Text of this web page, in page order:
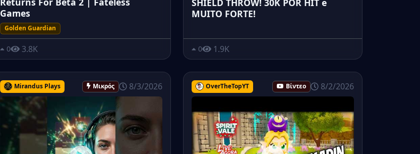
Games
Golden Guardian
0 3.8K
MUITO FORTE!
0 1.9K
Mirandus Plays Μικρός 8/3/2026 OverTheTopYT Βίντεο 8/2/2026